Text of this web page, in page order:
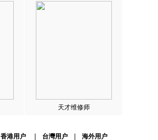
天才维修师
香港用户| 台灣用户| 海外用户